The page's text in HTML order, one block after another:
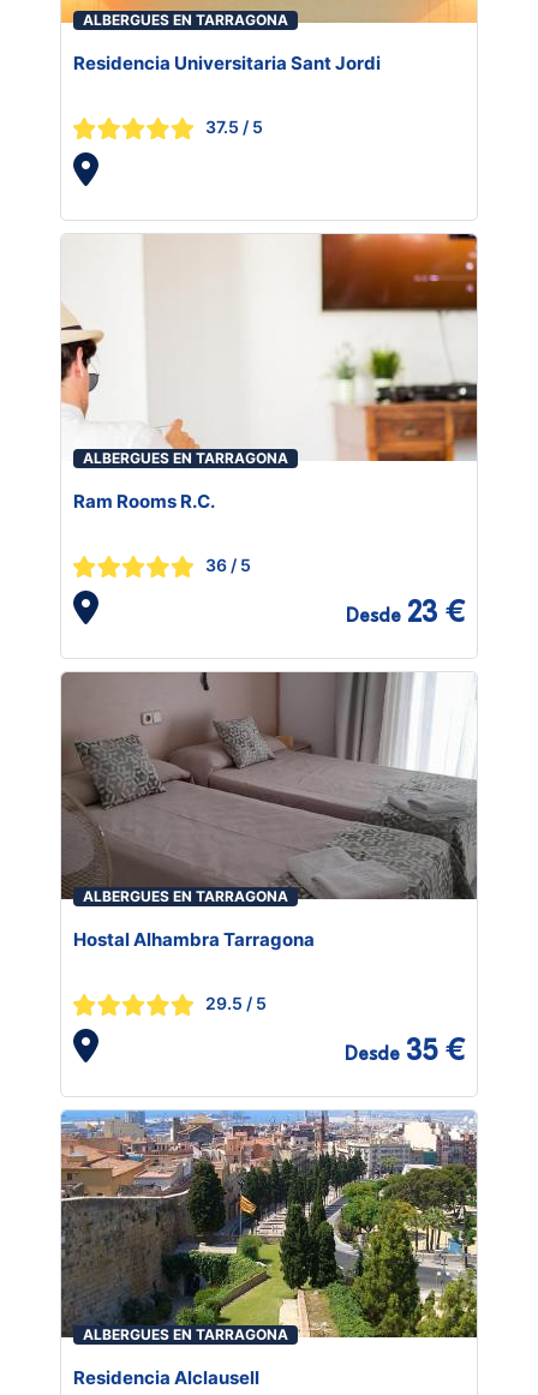
ALBERGUES EN TARRAGONA
Residencia Universitaria Sant Jordi
37.5 / 5
ALBERGUES EN TARRAGONA
Ram Rooms R.C.
36 / 5
Desde 23 €
ALBERGUES EN TARRAGONA
Hostal Alhambra Tarragona
29.5 / 5
Desde 35 €
ALBERGUES EN TARRAGONA
Residencia Alclausell